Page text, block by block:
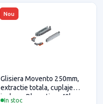
Nou
In stoc
Glisiera Movento 250mm,
extractie totala, cuplaje
incluse, Blumotion, 40kg,